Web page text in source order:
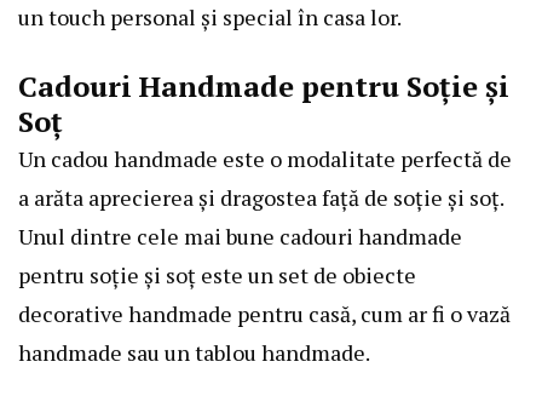
un touch personal și special în casa lor.
Cadouri Handmade pentru Soție și
Soț
Un cadou handmade este o modalitate perfectă de
a arăta aprecierea și dragostea față de soție și soț.
Unul dintre cele mai bune cadouri handmade
pentru soție și soț este un set de obiecte
decorative handmade pentru casă, cum ar fi o vază
handmade sau un tablou handmade.